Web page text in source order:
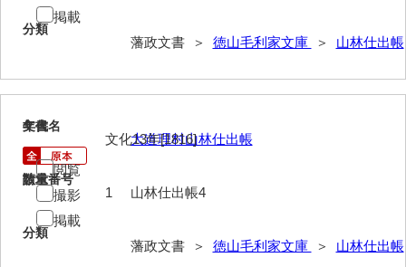
遣使記内編
分類
藩政文書 ＞ 徳山毛利家文庫 ＞ 山林仕出帳
掲載
4
文書名
大道理村山林仕出帳
請求番号
山林仕出帳4
分類
藩政文書 ＞ 徳山毛利家文庫 ＞ 山林仕出帳
年代
文化13年[1816]
数量
1
閲覧
撮影
掲載